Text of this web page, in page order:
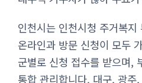
인천시는 인천시청 주거복
온라인과 방문 신청이 모두
군별로 신청 접수를 받으며,
통합 관리합니다. 대구, 광주